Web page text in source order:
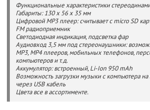
Функциональные характеристики
Габариты: 130 x 56 x 35 мм
Цифровой MP3 плеер: считывает с micro SD
FM радиоприемник
Светодиодная индикация, подсветка фар
Аудиовход 3,5 мм под стереонаушники:
MP3, MP4 плееров, мобильных телефонов,
компьютеров и т.д.
Аккумулятор: встроенный, Li-Ion 950 mAh
Возможность загрузки музыки с компьютера на
через USB кабель
Цвета все в ассортименте.